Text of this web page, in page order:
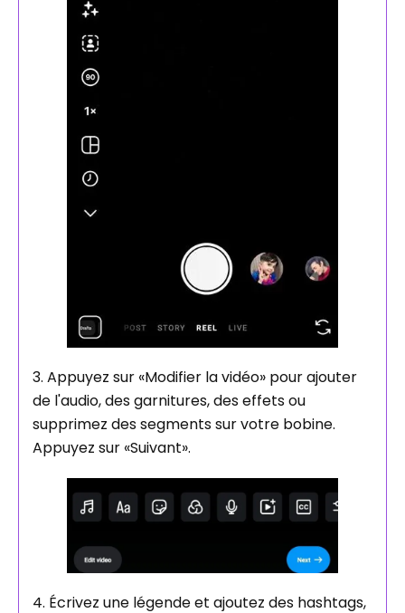
3. Appuyez sur «Modifier la vidéo» pour ajouter
de l'audio, des garnitures, des effets ou
supprimez des segments sur votre bobine.
Appuyez sur «Suivant».
4. Écrivez une légende et ajoutez des hashtags,